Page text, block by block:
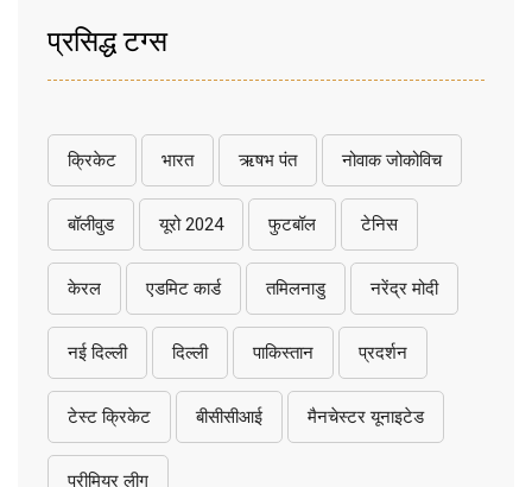
प्रसिद्ध टग्स
क्रिकेट भारत ऋषभ पंत नोवाक जोकोविच
बॉलीवुड यूरो 2024 फुटबॉल टेनिस
केरल एडमिट कार्ड तमिलनाडु नरेंद्र मोदी
नई दिल्ली दिल्ली पाकिस्तान प्रदर्शन
टेस्ट क्रिकेट बीसीसीआई मैनचेस्टर यूनाइटेड
प्रीमियर लीग